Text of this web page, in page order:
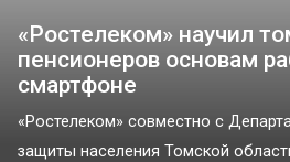
«Ростелеком» научил
пенсионеров основам
смартфоне
«Ростелеком» совместно с
защиты населения Томской